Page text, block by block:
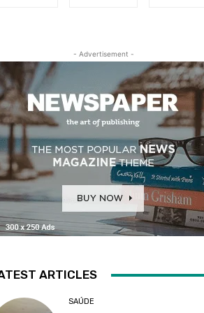
- Advertisement -
ARTICLES
SAÚDE